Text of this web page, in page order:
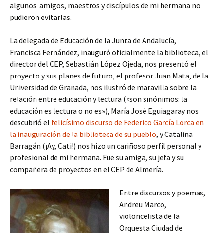
algunos amigos, maestros y discípulos de mi hermana no
pudieron evitarlas.
La delegada de Educación de la Junta de Andalucía,
Francisca Fernández, inauguró oficialmente la biblioteca, el
director del CEP, Sebastián López Ojeda, nos presentó el
proyecto y sus planes de futuro, el profesor Juan Mata, de la
Universidad de Granada, nos ilustró de maravilla sobre la
relación entre educación y lectura («son sinónimos: la
educación es lectura o no es»), María José Eguiagaray nos
descubrió el felicísimo discurso de Federico García Lorca en
la inauguración de la biblioteca de su pueblo, y Catalina
Barragán (¡Ay, Cati!) nos hizo un cariñoso perfil personal y
profesional de mi hermana. Fue su amiga, su jefa y su
compañera de proyectos en el CEP de Almería.
Entre discursos y poemas,
Andreu Marco,
violoncelista de la
Orquesta Ciudad de